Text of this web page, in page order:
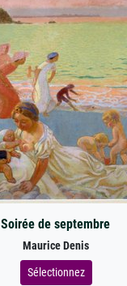
Soirée de septembre
Maurice Denis
Sélectionnez